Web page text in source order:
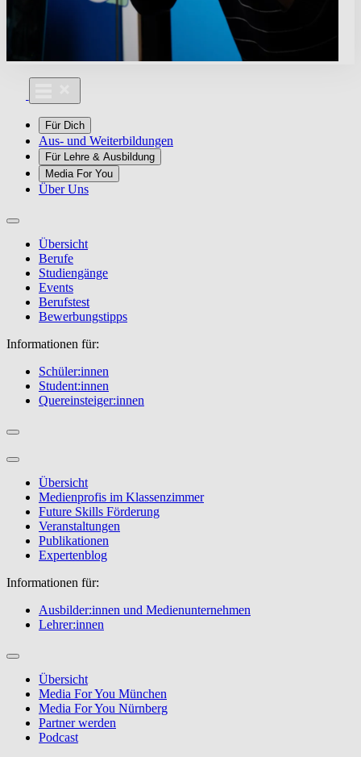
Für Dich
Aus- und Weiterbildungen
Für Lehre & Ausbildung
Media For You
Über Uns
Übersicht
Berufe
Studiengänge
Events
Berufstest
Bewerbungstipps
Informationen für:
Schüler:innen
Student:innen
Quereinsteiger:innen
Übersicht
Medienprofis im Klassenzimmer
Future Skills Förderung
Veranstaltungen
Publikationen
Expertenblog
Informationen für:
Ausbilder:innen und Medienunternehmen
Lehrer:innen
Übersicht
Media For You München
Media For You Nürnberg
Partner werden
Podcast